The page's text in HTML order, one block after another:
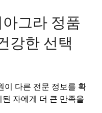
그라 정품
강한 선택
이 다른 전문 정보를 확
자에게 더 큰 만족을